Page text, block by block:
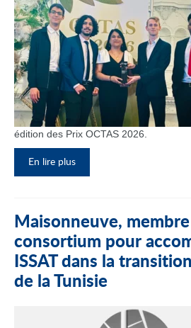
édition des Prix OCTAS 2026.
En lire plus
Maisonneuve,
consortium pour
ISSAT dans la
de la Tunisie